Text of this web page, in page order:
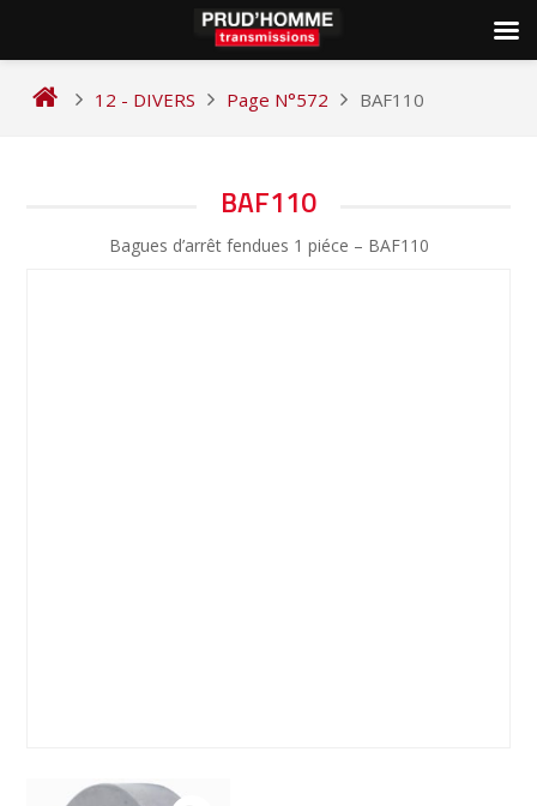
12 - DIVERS Page N°572 BAF110
BAF110
Bagues d’arrêt fendues 1 piéce – BAF110